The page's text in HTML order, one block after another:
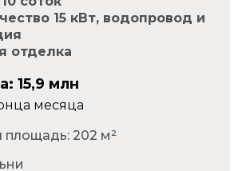
15 кВт, водопровод и
отделка
15,9 млн
месяца
202 м²